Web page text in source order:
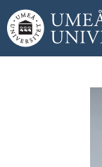
Hoppa direkt till